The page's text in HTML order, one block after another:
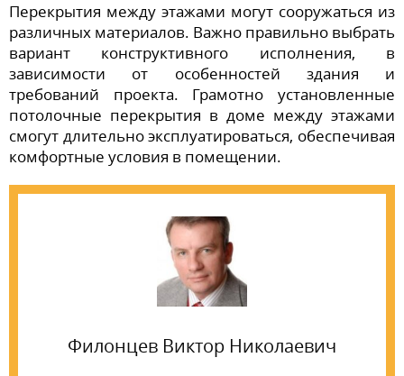
Перекрытия между этажами могут сооружаться из
различных материалов. Важно правильно выбрать
вариант конструктивного исполнения, в
зависимости от особенностей здания и
требований проекта. Грамотно установленные
потолочные перекрытия в доме между этажами
смогут длительно эксплуатироваться, обеспечивая
комфортные условия в помещении.
Филонцев Виктор Николаевич